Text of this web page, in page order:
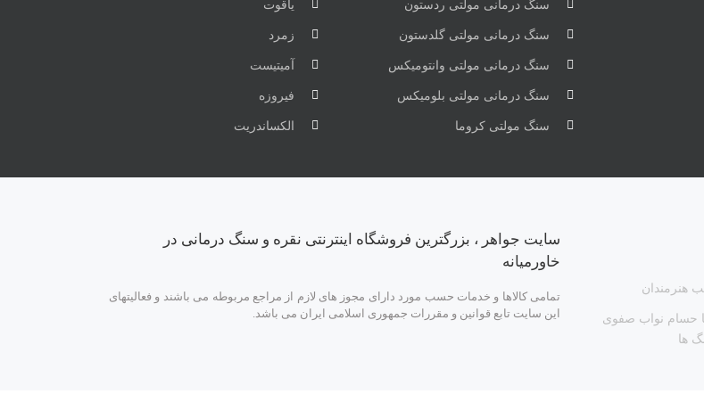
سنگ درمانی مولتی ردستون
سنگ درمانی مولتی گلدستون
سنگ درمانی مولتی وانتومیکس
سنگ درمانی مولتی بلومیکس
سنگ مولتی کروما
یاقوت
زمرد
آمیتیست
فیروزه
الکساندریت
هنرمندان
حسام نواب صفوی
ها
سایت جواهر ، بزرگترین فروشگاه اینترنتی نقره و سنگ درمانی در
خاورمیانه
تمامی کالاها و خدمات حسب مورد دارای مجوز های لازم از مراجع مربوطه می باشند و فعالیتهای
این سایت تابع قوانین و مقررات جمهوری اسلامی ایران می باشد.